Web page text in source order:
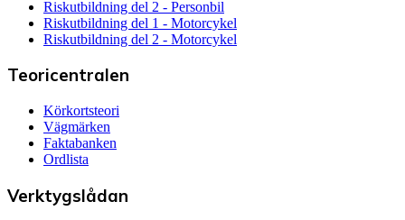
Riskutbildning del 2 - Personbil
Riskutbildning del 1 - Motorcykel
Riskutbildning del 2 - Motorcykel
Teoricentralen
Körkortsteori
Vägmärken
Faktabanken
Ordlista
Verktygslådan